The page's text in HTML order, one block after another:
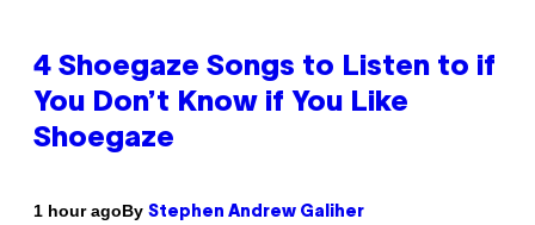
4 Shoegaze Songs to Listen to if
You Don’t Know if You Like
Shoegaze
1 hour agoBy Stephen Andrew Galiher